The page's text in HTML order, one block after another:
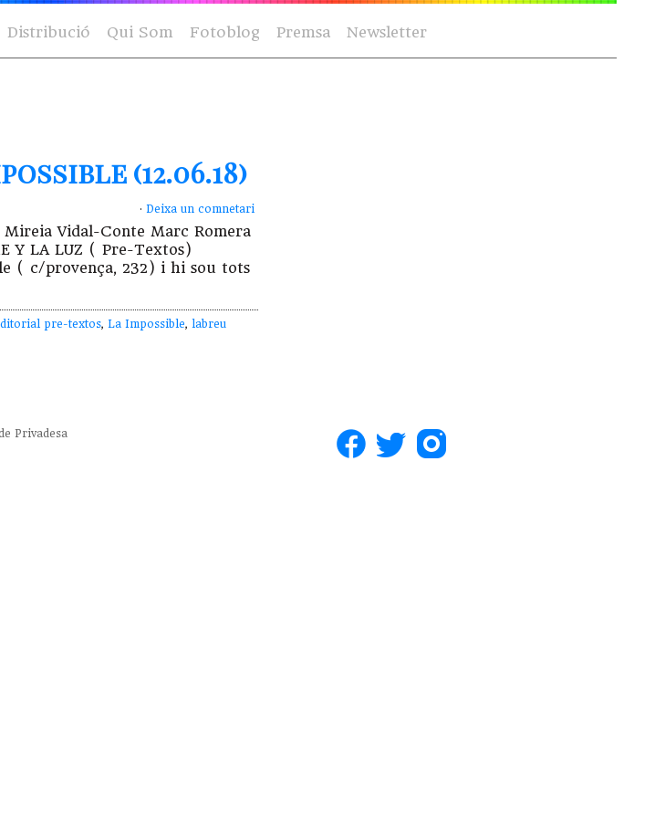
Distribució Qui Som Fotoblog Premsa Newsletter
(12.06.18)
· Deixa un comnetari
Mireia Vidal-Conte Marc Romera
Y LA LUZ ( Pre-Textos)
( c/provença, 232) i hi sou tots
pre-textos, La Impossible, labreu
Privadesa